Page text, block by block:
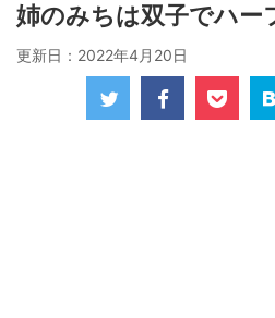
姉のみちは双子でハー
更新日： 2022年4月20日